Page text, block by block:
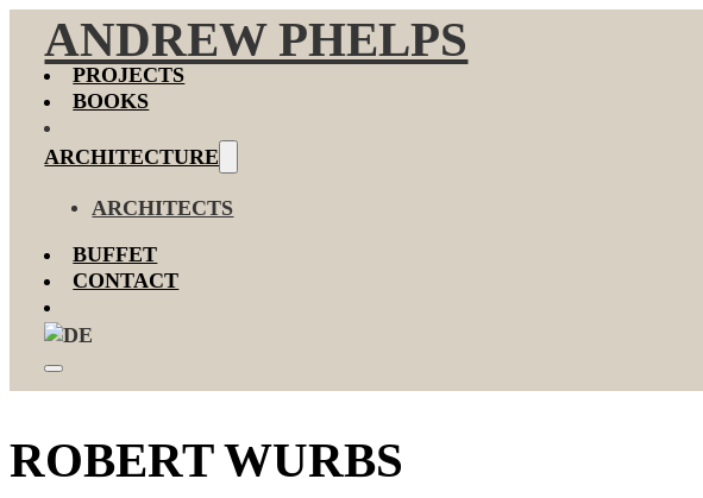
ANDREW PHELPS
PROJECTS
BOOKS
ARCHITECTURE
ARCHITECTS
BUFFET
CONTACT
ROBERT WURBS